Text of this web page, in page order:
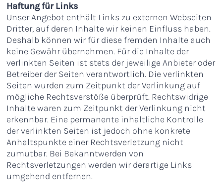
Haftung für Links
Unser Angebot enthält Links zu externen Webseiten
Dritter, auf deren Inhalte wir keinen Einfluss haben.
Deshalb können wir für diese fremden Inhalte auch
keine Gewähr übernehmen. Für die Inhalte der
verlinkten Seiten ist stets der jeweilige Anbieter oder
Betreiber der Seiten verantwortlich. Die verlinkten
Seiten wurden zum Zeitpunkt der Verlinkung auf
mögliche Rechtsverstöße überprüft. Rechtswidrige
Inhalte waren zum Zeitpunkt der Verlinkung nicht
erkennbar. Eine permanente inhaltliche Kontrolle
der verlinkten Seiten ist jedoch ohne konkrete
Anhaltspunkte einer Rechtsverletzung nicht
zumutbar. Bei Bekanntwerden von
Rechtsverletzungen werden wir derartige Links
umgehend entfernen.